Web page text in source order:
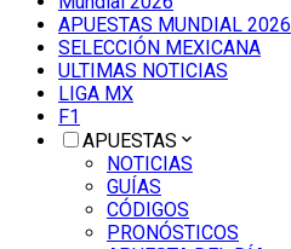
APUESTAS MUNDIAL 2026
SELECCIÓN MEXICANA
ULTIMAS NOTICIAS
LIGA MX
F1
APUESTAS
NOTICIAS
GUÍAS
CÓDIGOS
PRONÓSTICOS